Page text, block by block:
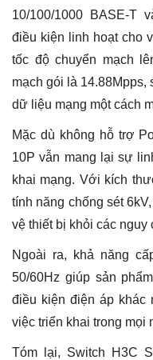
10/100/1000 BASE-T
điều kiện linh hoạt cho
tốc độ chuyển mạch
mạch gói là 14.88Mpps,
dữ liệu mạng một cách
Mặc dù không hỗ trợ
10P vẫn mang lại sự
khai mạng. Với kích
tính năng chống sét
vệ thiết bị khỏi các nguy
Ngoài ra, khả năng
50/60Hz giúp sản
điều kiện điện áp khác
việc triển khai trong mọi
Tóm lại, Switch H3C